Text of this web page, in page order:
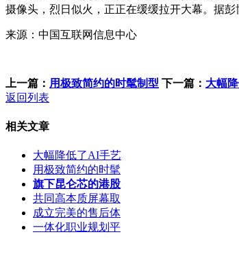
摄像头，烈日似火，正正在缓缓拉开大幕。据
来源：中国互联网信息中心
上一篇： 用极致简约的时髦制型 下一篇： 大幅
返回列表
相关文章
大幅降低了AI手艺
用极致简约的时髦
旗下昆仑芯的港股
共同高本质屏幕取
成立完美的售后体
一体化职业规划平